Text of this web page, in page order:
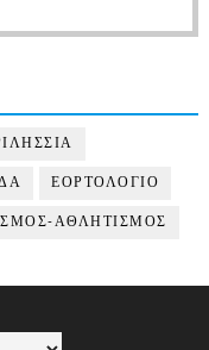
ΕΟΡΤΟΛΟΓΙΟ
ΑΘΛΗΤΙΣΜΟΣ